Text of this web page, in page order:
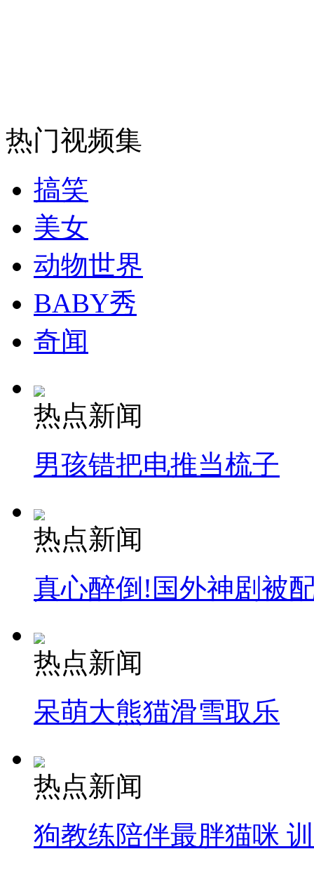
司机酒驾遇交警 急速倒车逃窜
热门视频集
搞笑
美女
动物世界
BABY秀
奇闻
热点新闻
男孩错把电推当梳子
热点新闻
真心醉倒!国外神剧被
热点新闻
呆萌大熊猫滑雪取乐
热点新闻
狗教练陪伴最胖猫咪